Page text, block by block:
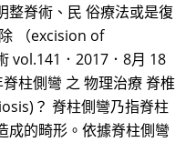
整脊術、民 俗療法或是復
（excision of
vol.141．2017．8月 18
柱側彎 之 物理治療 脊椎
？ 脊柱側彎乃指脊柱
成的畸形。依據脊柱側彎